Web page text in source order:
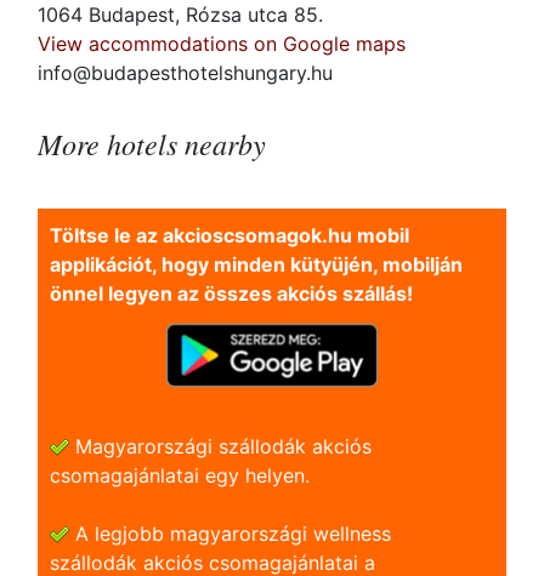
1064 Budapest, Rózsa utca 85.
View accommodations on Google maps
info@budapesthotelshungary.hu
More hotels nearby
Töltse le az akcioscsomagok.hu mobil
applikációt, hogy minden kütyüjén, mobilján
önnel legyen az összes akciós szállás!
Magyarországi szállodák akciós
csomagajánlatai egy helyen.
A legjobb magyarországi wellness
szállodák akciós csomagajánlatai a